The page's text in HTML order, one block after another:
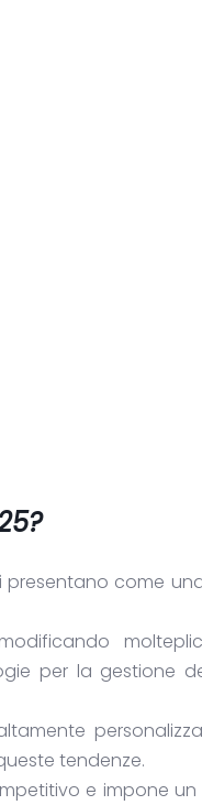
come
per la gestione
tendenze.
e impone